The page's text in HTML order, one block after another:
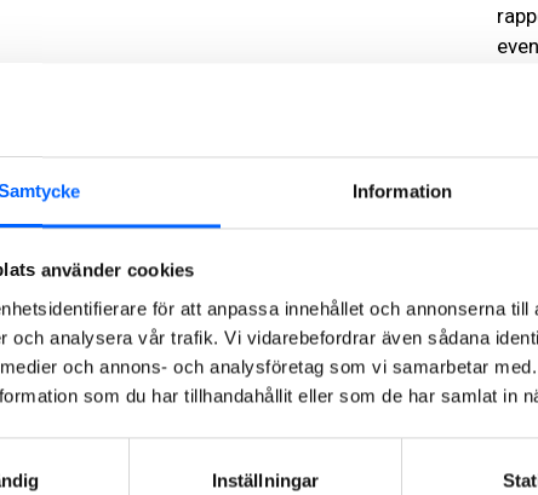
Information
använder cookies
för att anpassa innehållet och annonserna
och analysera vår trafik. Vi vidarebefordrar även sådana
och annons- och analysföretag som vi samarbetar
som du har tillhandahållit eller som de har samlat in
Inställningar
av